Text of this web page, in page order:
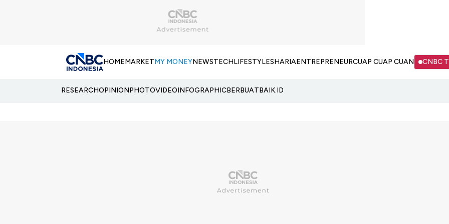
HOMEMARKETMY MONEYNEWSTECHLIFESTYLESHARIAENTREPRENEURCUAP CUAP CUAN CNBC
RESEARCHOPINIONPHOTOVIDEOINFOGRAPHICBERBUATBAIK.ID